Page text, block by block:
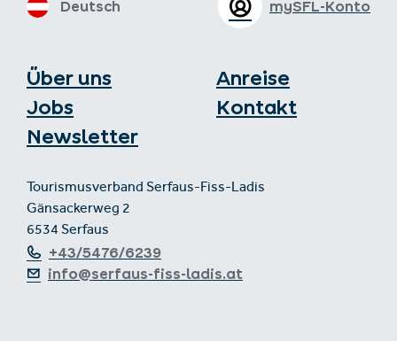
Über uns
Jobs
Newsletter
Anreise
Kontakt
Tourismusverband Serfaus-Fiss-Ladis
Gänsackerweg 2
6534 Serfaus
+43/5476/6239
info@serfaus-fiss-ladis.at
mySFL-Konto
Deutsch